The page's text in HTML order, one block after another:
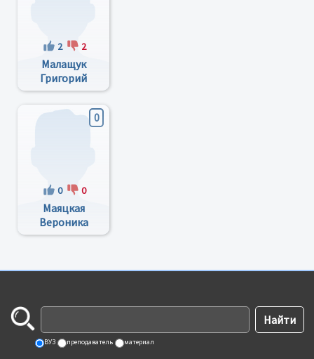
2 2
Малащук
Григорий
Андреевич
0
0 0
Маяцкая
Вероника
Григориевна
ВУЗ преподаватель материал